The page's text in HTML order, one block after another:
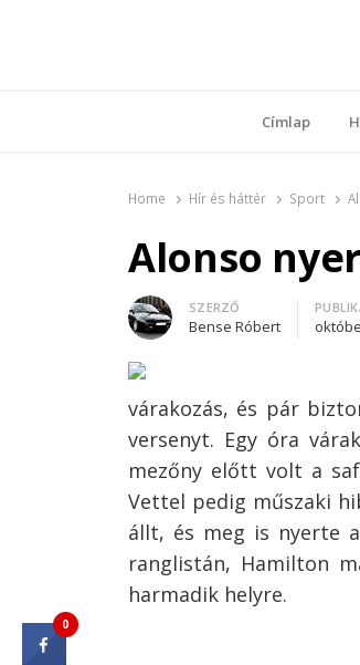
Címlap
Home Hír és háttér Sport
Alonso
Author
SZERZŐ
Bense Róbert
várakozás, és pár
versenyt. Egy óra
mezőny előtt volt a
Vettel pedig műszaki
állt, és meg is nyerte
ranglistán, Hamilton
harmadik helyre.
0